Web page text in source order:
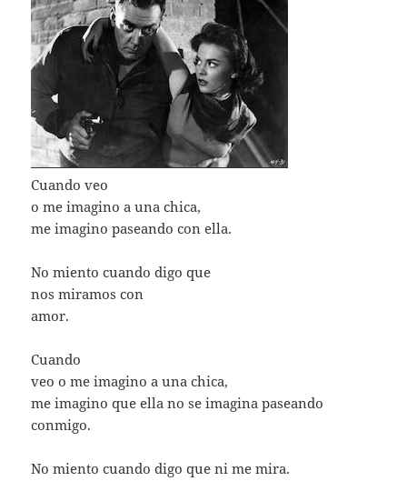
Cuando veo
o me imagino a una chica,
me imagino paseando con ella.
No miento cuando digo que
nos miramos con
amor.
Cuando
veo o me imagino a una chica,
me imagino que ella no se imagina paseando
conmigo.
No miento cuando digo que ni me mira.